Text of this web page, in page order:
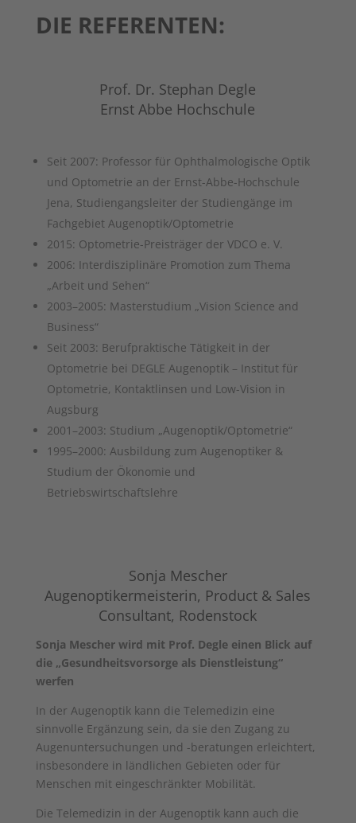
DIE REFERENTEN:
Prof. Dr. Stephan Degle
Ernst Abbe Hochschule
Seit 2007: Professor für Ophthalmologische Optik
und Optometrie an der Ernst-Abbe-Hochschule
Jena, Studiengangsleiter der Studiengänge im
Fachgebiet Augenoptik/Optometrie
2015: Optometrie-Preisträger der VDCO e. V.
2006: Interdisziplinäre Promotion zum Thema
„Arbeit und Sehen“
2003–2005: Masterstudium „Vision Science and
Business“
Seit 2003: Berufpraktische Tätigkeit in der
Optometrie bei DEGLE Augenoptik – Institut für
Optometrie, Kontaktlinsen und Low-Vision in
Augsburg
2001–2003: Studium „Augenoptik/Optometrie“
1995–2000: Ausbildung zum Augenoptiker &
Studium der Ökonomie und
Betriebswirtschaftslehre
Sonja Mescher
Augenoptikermeisterin, Product & Sales
Consultant, Rodenstock
Sonja Mescher wird mit Prof. Degle einen Blick auf
die „Gesundheitsvorsorge als Dienstleistung“
werfen
In der Augenoptik kann die Telemedizin eine
sinnvolle Ergänzung sein, da sie den Zugang zu
Augenuntersuchungen und -beratungen erleichtert,
insbesondere in ländlichen Gebieten oder für
Menschen mit eingeschränkter Mobilität.
Die Telemedizin in der Augenoptik kann auch die